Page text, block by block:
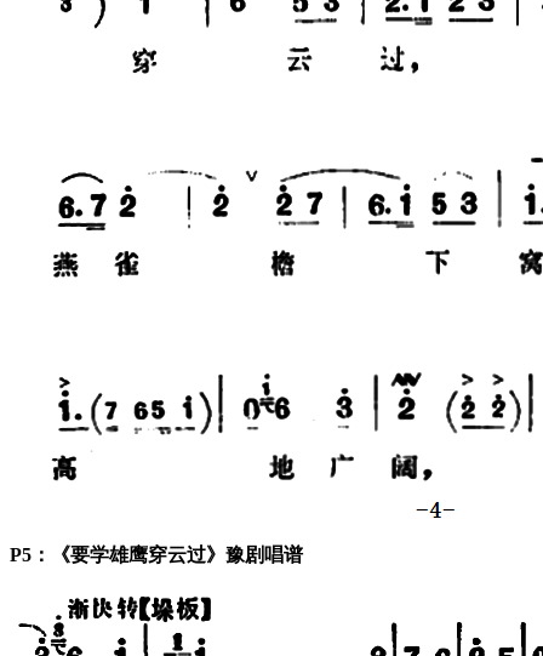
P5：《要学雄鹰穿云过》豫剧唱谱